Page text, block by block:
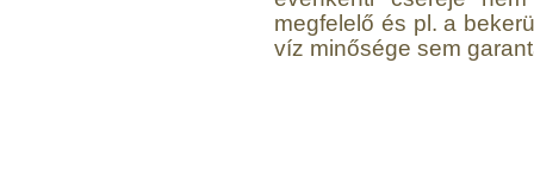
megfelelő és pl. a
víz minősége sem